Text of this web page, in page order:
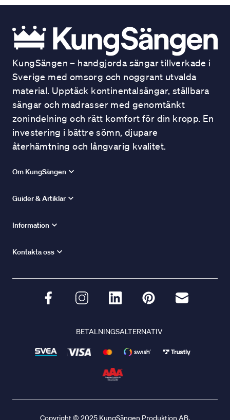
KungSängen – handgjorda sängar tillverkade i
Sverige med omsorg och noggrant utvalda
material. Upptäck kontinentalsängar, ställbara
sängar och madrasser med genomtänkt
zonindelning och rätt komfort för din kropp. En
investering i bättre sömn, djupare
återhämtning och långvarig kvalitet.
Om KungSängen
Guider & Artiklar
Information
Kontakta oss
BETALNINGSALTERNATIV
Copyright © 2025 KungSängen Produktion AB.